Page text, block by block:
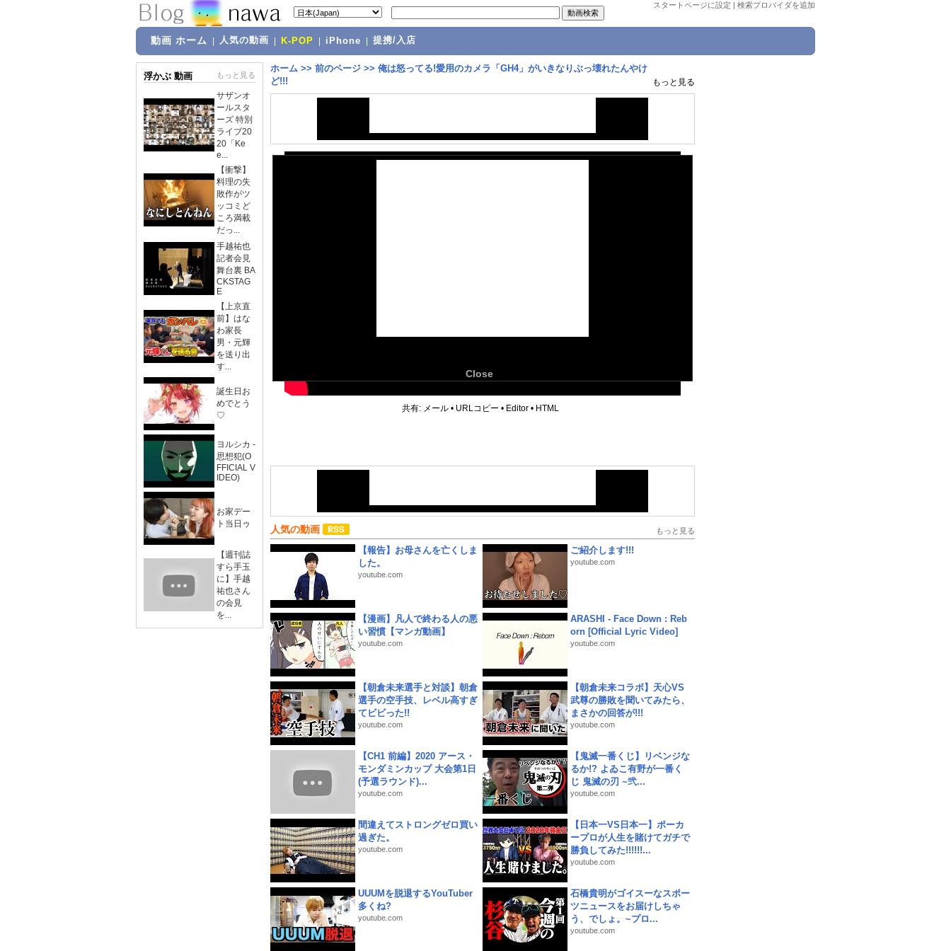
スタートページに設定 | 検索プロバイダを追加
動画 ホーム 人気の動画 K-POP iPhone 提携/入店
浮かぶ 動画 もっと見る
サザンオ
ールスタ
ーズ 特別
ライブ20
20「Ke
e...
【衝撃】
料理の失
敗作がツ
ッコミど
ころ満載
だっ...
手越祐也
記者会見
舞台裏 BA
CKSTAG
E
【上京直
前】はな
わ家長
男・元輝
を送り出
す...
誕生日お
めでとう
♡
ヨルシカ -
思想犯(O
FFICIAL V
IDEO)
お家デー
ト当日ゥ
【週刊誌
すら手玉
に】手越
祐也さん
の会見
を...
ホーム >> 前のページ >> 俺は怒ってる!愛用のカメラ「GH4」がいきなりぶっ壊れたんやけ
ど!!!
もっと見る
Close
共有: メール • URLコピー • Editor • HTML
人気の動画 もっと見る
【報告】お母さんを亡くしま
した。
youtube.com
ご紹介します!!!
youtube.com
【漫画】凡人で終わる人の悪
い習慣【マンガ動画】
youtube.com
ARASHI - Face Down : Reb
orn [Official Lyric Video]
youtube.com
【朝倉未来選手と対談】朝倉
選手の空手技、レベル高すぎ
てビビった!!
youtube.com
【朝倉未来コラボ】天心VS
武尊の勝敗を聞いてみたら、
まさかの回答が!!!
youtube.com
【CH1 前編】2020 アース・
モンダミンカップ 大会第1日
(予選ラウンド)...
youtube.com
【鬼滅一番くじ】リベンジな
るか!? よゐこ有野が一番く
じ 鬼滅の刃 ~弐...
youtube.com
間違えてストロングゼロ買い
過ぎた。
youtube.com
【日本一VS日本一】ポーカ
ープロが人生を賭けてガチで
勝負してみた!!!!!!...
youtube.com
UUUMを脱退するYouTuber
多くね?
youtube.com
石橋貴明がゴイスーなスポー
ツニュースをお届けしちゃ
う、でしょ。~プロ...
youtube.com